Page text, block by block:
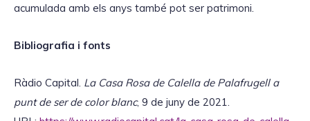
acumulada amb els anys també pot ser patrimoni.
Bibliografia i fonts
Ràdio Capital. La Casa Rosa de Calella de Palafrugell a
punt de ser de color blanc, 9 de juny de 2021.